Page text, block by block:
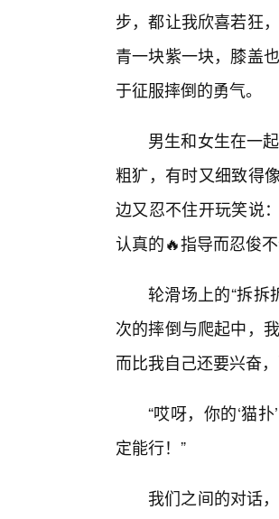
步，都让我欣喜若狂
青一块紫一块，膝盖
于征服摔倒的勇气。
男生和女生在一
粗犷，有时又细致得
边又忍不住开玩笑说
认真的🔥指导而忍俊不
轮滑场上的“拆拆
次的摔倒与爬起中，
而比我自己还要兴奋
“哎呀，你的‘猫
定能行！”
我们之间的对话